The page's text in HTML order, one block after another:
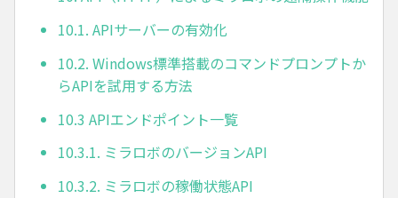
10.1. APIサーバーの有効化
10.2. Windows標準搭載のコマンドプロンプトか
らAPIを試用する方法
10.3 APIエンドポイント一覧
10.3.1. ミラロボのバージョンAPI
10.3.2. ミラロボの稼働状態API